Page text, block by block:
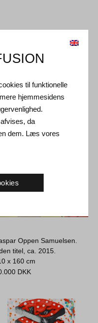
Oppen Samuelsen.
titel, ca. 2015.
x 160 cm
DKK
til funktionelle
hjemmesidens
da
dem. Læs vores